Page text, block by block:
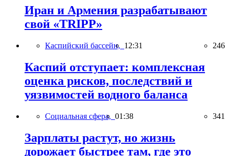
Иран и Армения разрабатывают
свой «TRIPP»
Каспийский бассейн, 12:31 246
Каспий отступает: комплексная
оценка рисков, последствий и
уязвимостей водного баланса
Социальная сфера, 01:38 341
Зарплаты растут, но жизнь
дорожает быстрее там, где это